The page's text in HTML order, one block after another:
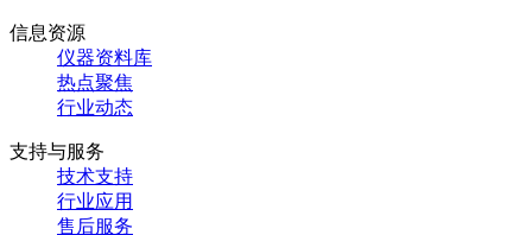
信息资源
仪器资料库
热点聚焦
行业动态
支持与服务
技术支持
行业应用
售后服务